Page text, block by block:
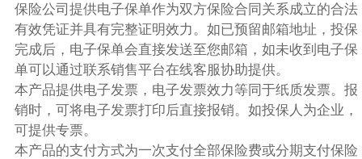
保险公司提供电子保单作为双方保险合同关系成立的合法
有效凭证并具有完整证明效力。如已预留邮箱地址，投保
完成后，电子保单会直接发送至您邮箱，如未收到电子保
单可以通过联系销售平台在线客服协助提供。
本产品提供电子发票，电子发票效力等同于纸质发票。报
销时，可将电子发票打印后直接报销。如投保人为企业，
可提供专票。
本产品的支付方式为一次支付全部保险费或分期支付保险